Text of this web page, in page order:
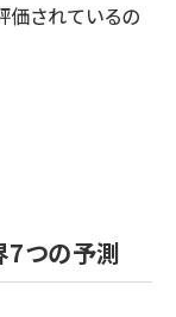
価されているの
7つの予測